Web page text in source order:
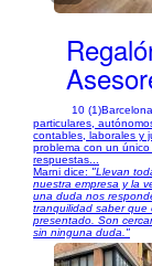
10 (1)
particulares,
contables, laborales y
problema con un
respuestas...
Marni dice: "Llevan
nuestra empresa y la
una duda nos
tranquilidad saber
presentado. Son
sin ninguna duda."